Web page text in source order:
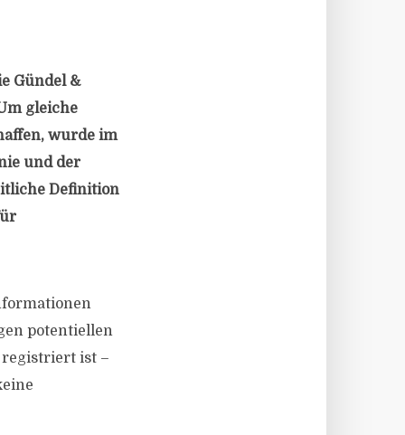
Gündel &
gleiche
wurde im
und der
Definition
potentiellen
registriert ist –